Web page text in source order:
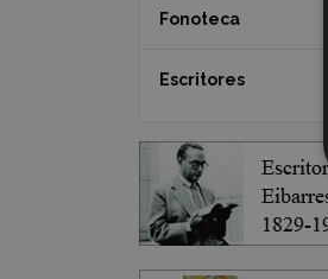
Fonoteca
Escritores